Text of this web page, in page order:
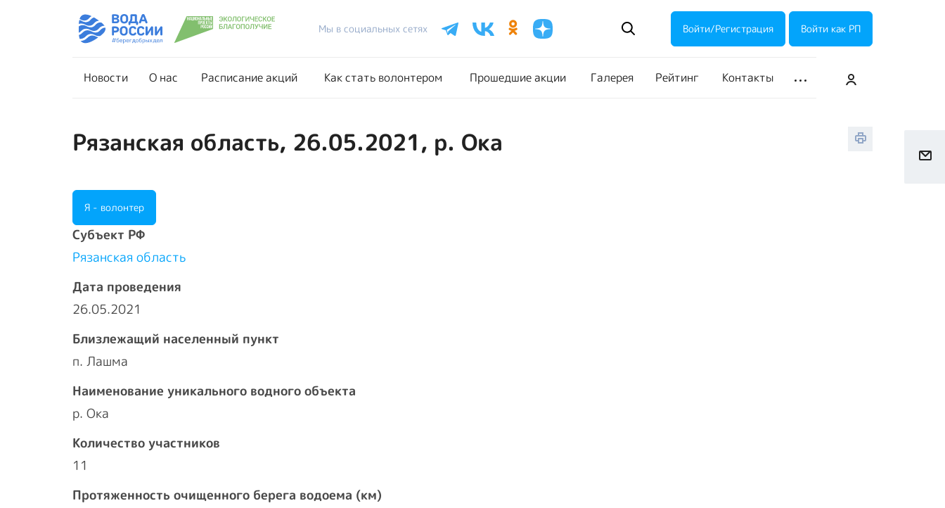
Мы в социальных сетях Войти/Регистрация Войти как РП
Новости О нас Расписание акций Как стать волонтером Прошедшие акции Галерея Рейтинг Контакты
Новости О нас Как стать волонтером Прошедшие акции
Рязанская область, 26.05.2021, р. Ока
Я - волонтер
Cубъект РФ
Рязанская область
Дата проведения
26.05.2021
Близлежащий населенный пункт
п. Лашма
Наименование уникального водного объекта
р. Ока
Количество участников
11
Протяженность очищенного берега водоема (км)